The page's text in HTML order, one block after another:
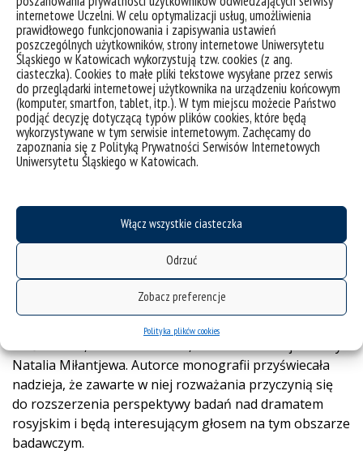
internetowe Uczelni. W celu optymalizacji usług, umożliwienia
prawidłowego funkcjonowania i zapisywania ustawień
poszczególnych użytkowników, strony internetowe Uniwersytetu
Śląskiego w Katowicach wykorzystują tzw. cookies (z ang.
ciasteczka). Cookies to małe pliki tekstowe wysyłane przez serwis
do przeglądarki internetowej użytkownika na urządzeniu końcowym
(komputer, smartfon, tablet, itp.). W tym miejscu możecie Państwo
podjąć decyzję dotyczącą typów plików cookies, które będą
wykorzystywane w tym serwisie internetowym. Zachęcamy do
zapoznania się z Polityką Prywatności Serwisów Internetowych
Uniwersytetu Śląskiego w Katowicach.
Włącz wszystkie ciasteczka
Odrzuć
Zobacz preferencje
Polityka plików cookies
wielowiekową dominację pisarstwa męskiego nad
kobiecym, autorka zdecydowała się poddać analizie
wyłącznie sztuki napisane przez kobiety. Punktem
wyjścia dla rozważań w rozprawie było przeświadczenie,
że każdy kobiecy głos w literaturze zaburza męską
hegemonię, rozszerza perspektywę postrzegania
świata i umożliwia wypowiedzenie tego, co dotąd było
niemożliwe. Takie stanowisko pozwoliło na
zaangażowaniem społecznym literatury.
Studium poświęcone zostało twórczości najmłodszego
pokolenia dramatopisarek rosyjskich, tzn. tych, których
debiut przypadł na początek XXI wieku lub później.
Uwaga została skierowana na utwory takich autorek
jak Jarosława Pulinowicz, Olga Szylajewa, Irina
Natalia Miłantjewa. Autorce monografii przyświecała
nadzieja, że zawarte w niej rozważania przyczynią się
do rozszerzenia perspektywy badań nad dramatem
rosyjskim i będą interesującym głosem na tym obszarze
badawczym.